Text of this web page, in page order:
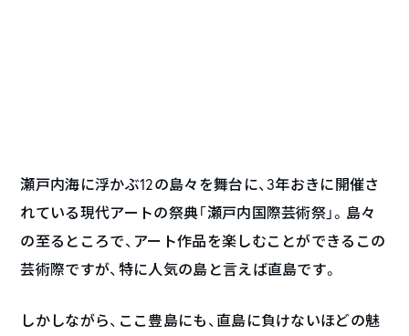
瀬戸内海に浮かぶ12の島々を舞台に、3年おきに開催さ
れている現代アートの祭典「瀬戸内国際芸術祭」。島々
の至るところで、アート作品を楽しむことができるこの
芸術際ですが、特に人気の島と言えば直島です。
しかしながら、ここ豊島にも、直島に負けないほどの魅